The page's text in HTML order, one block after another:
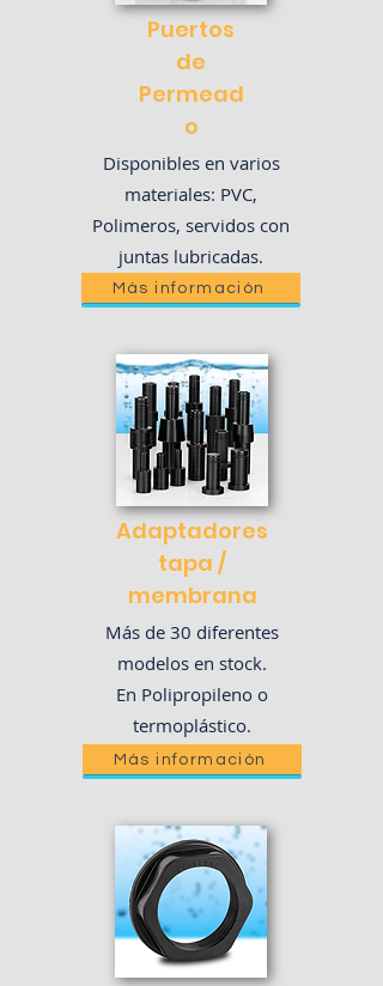
Puertos
de
Permead
o
Disponibles en varios
materiales: PVC,
Polimeros, servidos con
juntas lubricadas.
Más información
Adaptadores
tapa /
membrana
Más de 30 diferentes
modelos en stock.
En Polipropileno o
termoplástico.
Más información